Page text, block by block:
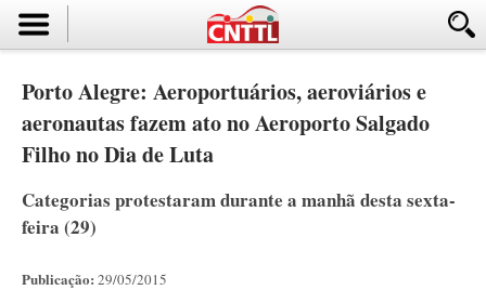
Porto Alegre: Aeroportuários, aeroviários e
aeronautas fazem ato no Aeroporto Salgado
Filho no Dia de Luta
Categorias protestaram durante a manhã desta sexta-
feira (29)
Publicação: 29/05/2015